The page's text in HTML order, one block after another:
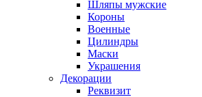
Шляпы мужские
Короны
Военные
Цилиндры
Маски
Украшения
Декорации
Реквизит